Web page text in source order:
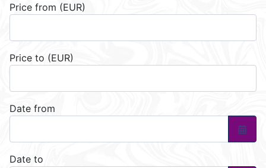
Price from (EUR)
Price to (EUR)
Date from
Date to